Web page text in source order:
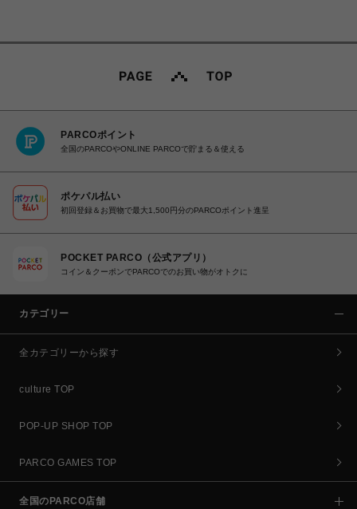
PARCOポイント
全国のPARCOやONLINE PARCOで貯まる＆使える
ポケパル払い
初回登録＆お買物で最大1,500円分のPARCOポイント進呈
POCKET PARCO（公式アプリ）
コイン＆クーポンでPARCOでのお買い物がオトクに
カテゴリー
全カテゴリーから探す
culture TOP
POP-UP SHOP TOP
PARCO GAMES TOP
全国のPARCO店舗